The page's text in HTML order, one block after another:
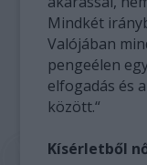
Mindkét
Valójában
pengeélen
elfogadás és
között.“
Kísérletből